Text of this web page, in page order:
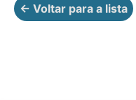
← Voltar para a lista